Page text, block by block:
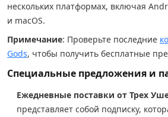
нескольких платформах, включая
и macOS.
Примечание: Проверьте последние
Gods, чтобы получить бесплатные
Специальные предложения и
Ежедневные поставки от Трех
представляет собой подписку,